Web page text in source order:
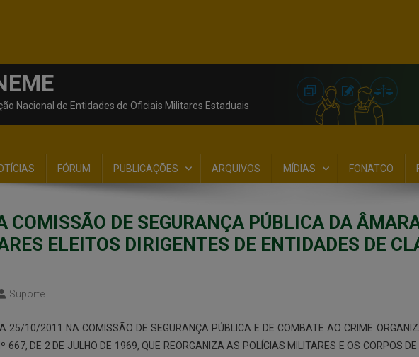
Nacional de Entidades de Oficiais Militares Estaduais
FÓRUM PUBLICAÇÕES ARQUIVOS MÍDIAS FONATCO
COMISSÃO DE SEGURANÇA PÚBLICA DA
ELEITOS DIRIGENTES DE ENTIDADES DE
Suporte
25/10/2011 NA COMISSÃO DE SEGURANÇA PÚBLICA E DE COMBATE AO CRIME
667, DE 2 DE JULHO DE 1969, QUE REORGANIZA AS POLÍCIAS MILITARES E OS CORPOS